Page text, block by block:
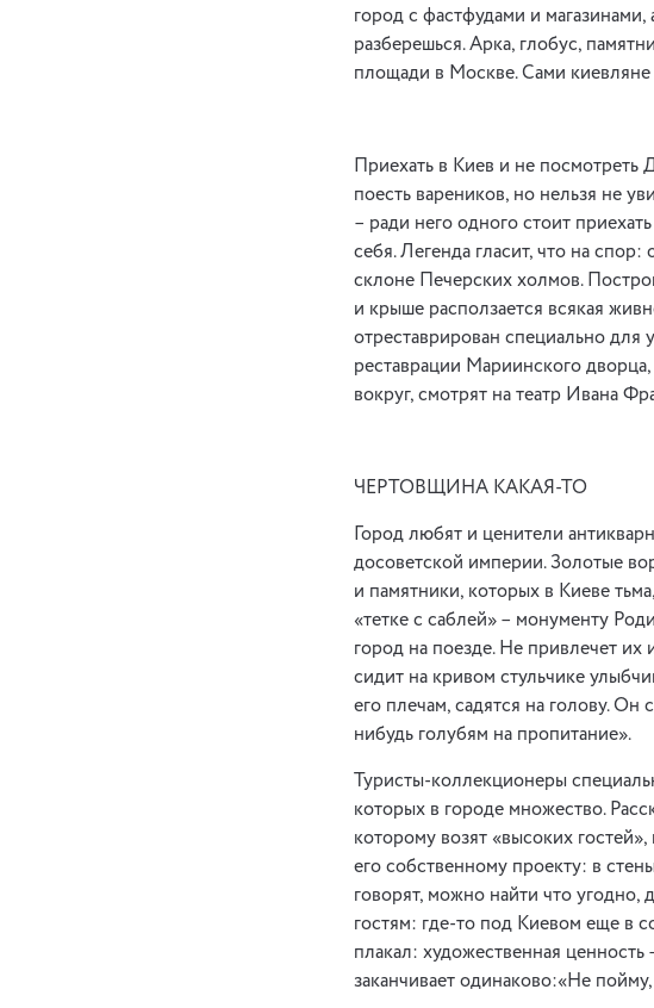
город с фастфудами и магазинами,
разберешься. Арка, глобус,
площади в Москве. Сами
Приехать в Киев и не
поесть вареников, но нельзя не
– ради него одного стоит
себя. Легенда гласит, что на
склоне Печерских холмов.
и крыше расползается всякая
отреставрирован специально для
реставрации Мариинского
вокруг, смотрят на театр Ивана
ЧЕРТОВЩИНА КАКАЯ-ТО
Город любят и ценители
досоветской империи. Золотые
и памятники, которых в Киеве
«тетке с саблей» – монументу
город на поезде. Не привлечет их
сидит на кривом стульчике
его плечам, садятся на голову. Он
нибудь голубям на пропитание».
Туристы-коллекционеры
которых в городе множество.
которому возят «высоких
его собственному проекту: в
говорят, можно найти что угодно,
гостям: где-то под Киевом еще в
плакал: художественная
заканчивает одинаково:«Не